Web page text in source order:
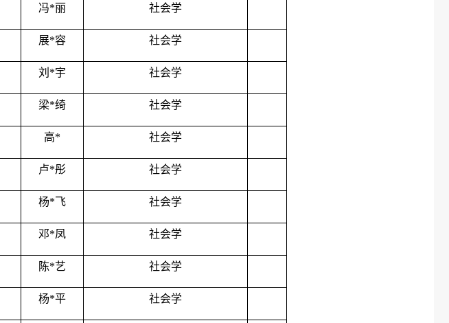
冯*丽 社会学
展*容 社会学
刘 *宇 社会学
梁*绮 社会学
高* 社会学
卢*彤 社会学
杨*飞 社会学
邓*凤 社会学
陈*艺 社会学
杨*平 社会学